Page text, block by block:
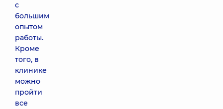
с
большим
опытом
работы.
Кроме
того, в
клинике
можно
пройти
все